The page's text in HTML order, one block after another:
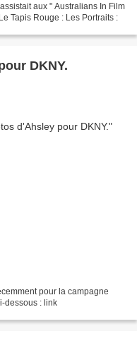
aux " Australians In Film
Tapis Rouge : Les Portraits :
DKNY.
pour la campagne
dessous : link